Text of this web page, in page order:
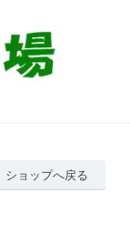
ショップへ戻る